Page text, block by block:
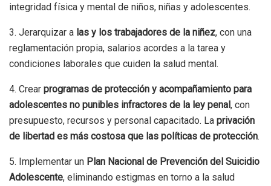
integridad física y mental de niños, niñas y adolescentes.
3. Jerarquizar a las y los trabajadores de la niñez, con una
reglamentación propia, salarios acordes a la tarea y
condiciones laborales que cuiden la salud mental.
4. Crear programas de protección y acompañamiento para
adolescentes no punibles infractores de la ley penal, con
presupuesto, recursos y personal capacitado. La privación
de libertad es más costosa que las políticas de protección.
5. Implementar un Plan Nacional de Prevención del Suicidio
Adolescente, eliminando estigmas en torno a la salud